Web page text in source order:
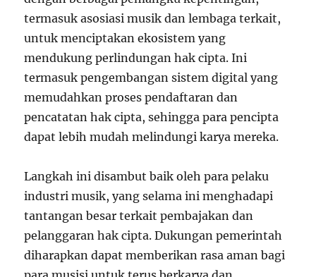
termasuk asosiasi musik dan lembaga terkait,
untuk menciptakan ekosistem yang
mendukung perlindungan hak cipta. Ini
termasuk pengembangan sistem digital yang
memudahkan proses pendaftaran dan
pencatatan hak cipta, sehingga para pencipta
dapat lebih mudah melindungi karya mereka.
Langkah ini disambut baik oleh para pelaku
industri musik, yang selama ini menghadapi
tantangan besar terkait pembajakan dan
pelanggaran hak cipta. Dukungan pemerintah
diharapkan dapat memberikan rasa aman bagi